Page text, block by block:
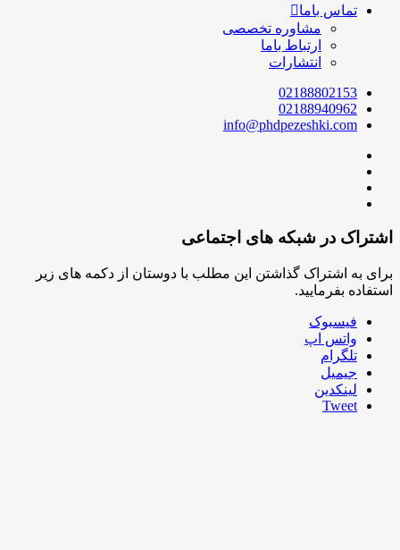
تماس باما
مشاوره تخصصی
ارتباط باما
انتشارات
02188802153
02188940962
info@phdpezeshki.com
در شبکه های اجتماعی
به اشتراک گذاشتن این مطلب با دوستان از دکمه های زیر
بفرمایید.
فیسبوک
واتس اپ
تلگرام
جیمیل
لینکدین
Tweet